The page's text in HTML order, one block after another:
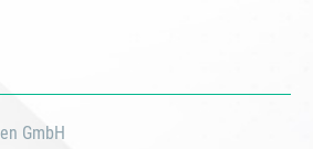
GmbH